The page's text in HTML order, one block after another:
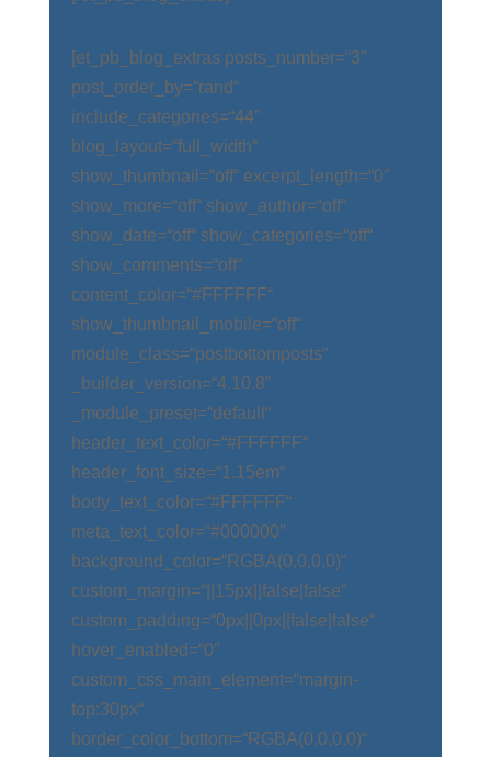
[et_pb_blog_extras posts_number=“3″
post_order_by=“rand“
include_categories=“44″
blog_layout=“full_width“
show_thumbnail=“off“ excerpt_length=“0″
show_more=“off“ show_author=“off“
show_date=“off“ show_categories=“off“
show_comments=“off“
content_color=“#FFFFFF“
show_thumbnail_mobile=“off“
module_class=“postbottomposts“
_builder_version=“4.10.8″
_module_preset=“default“
header_text_color=“#FFFFFF“
header_font_size=“1.15em“
body_text_color=“#FFFFFF“
meta_text_color=“#000000″
background_color=“RGBA(0,0,0,0)“
custom_margin=“||15px||false|false“
custom_padding=“0px||0px||false|false“
hover_enabled=“0″
custom_css_main_element=“margin-
top:30px“
border_color_bottom=“RGBA(0,0,0,0)“